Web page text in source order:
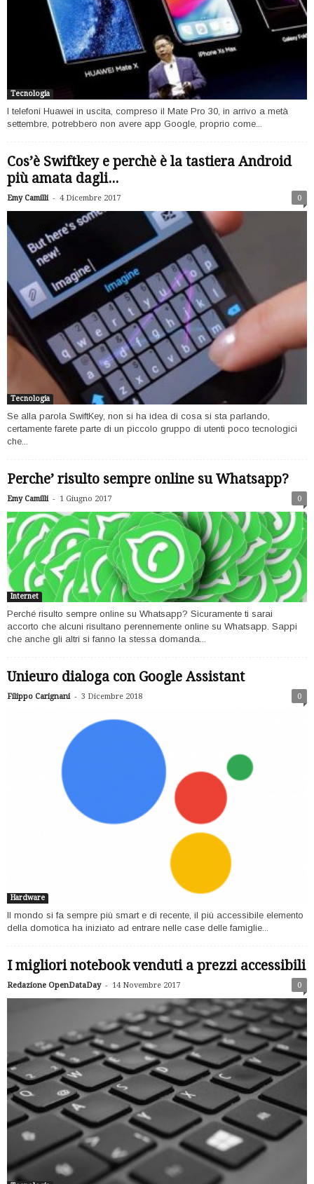
Tecnologia
I telefoni Huawei in uscita, compreso il Mate Pro 30, in arrivo a metà
settembre, potrebbero non avere app Google, proprio come...
Cos’è Swiftkey e perchè è la tastiera Android
più amata dagli...
Emy Camilli - 4 Dicembre 2017 0
Tecnologia
Se alla parola SwiftKey, non si ha idea di cosa si sta parlando,
certamente farete parte di un piccolo gruppo di utenti poco tecnologici
che...
Perche’ risulto sempre online su Whatsapp?
Emy Camilli - 1 Giugno 2017 0
Internet
Perché risulto sempre online su Whatsapp? Sicuramente ti sarai
accorto che alcuni risultano perennemente online su Whatsapp. Sappi
che anche gli altri si fanno la stessa domanda...
Unieuro dialoga con Google Assistant
Filippo Carignani - 3 Dicembre 2018 0
Hardware
Il mondo si fa sempre più smart e di recente, il più accessibile elemento
della domotica ha iniziato ad entrare nelle case delle famiglie...
I migliori notebook venduti a prezzi accessibili
Redazione OpenDataDay - 14 Novembre 2017 0